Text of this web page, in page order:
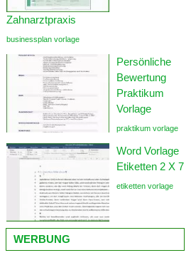
Zahnarztpraxis
businessplan vorlage
Persönliche
Bewertung
Praktikum
Vorlage
praktikum vorlage
Word Vorlage
Etiketten 2 X 7
etiketten vorlage
WERBUNG